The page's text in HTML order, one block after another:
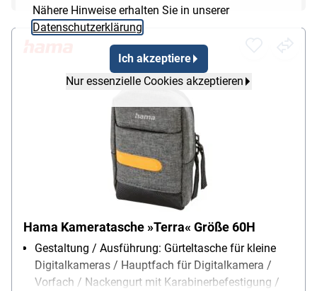
Nähere Hinweise erhalten Sie in unserer
Datenschutzerklärung
Ich akzeptiere
Nur essenzielle Cookies akzeptieren
Hama Kameratasche »Terra« Größe 60H
Gestaltung / Ausführung: Gürteltasche für kleine
Digitalkameras / Hauptfach für Digitalkamera /
Vorfach / Nackengurt mit Karabinerbefestigung /